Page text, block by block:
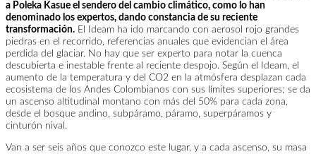
a Poleka Kasue el sendero del cambio climático, como lo han
denominado los expertos, dando constancia de su reciente
transformación. El Ideam ha ido marcando con aerosol rojo grandes
piedras en el recorrido, referencias anuales que evidencian el área
perdida del glaciar. No hay que ser experto para notar la cuenca
descubierta e inestable frente al reciente despojo. Según el Ideam, el
aumento de la temperatura y del CO2 en la atmósfera desplazan cada
ecosistema de los Andes Colombianos con sus límites superiores; se da
un ascenso altitudinal montano con más del 50% para cada zona,
desde el bosque andino, subpáramo, páramo, superpáramos y
cinturón nival.
Van a ser seis años que conozco este lugar, y a cada ascenso, su masa